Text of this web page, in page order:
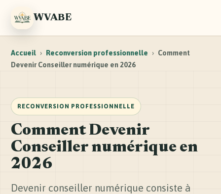
WVABE
Accueil › Reconversion professionnelle › Comment
Devenir Conseiller numérique en 2026
RECONVERSION PROFESSIONNELLE
Comment Devenir
Conseiller numérique en
2026
Devenir conseiller numérique consiste à